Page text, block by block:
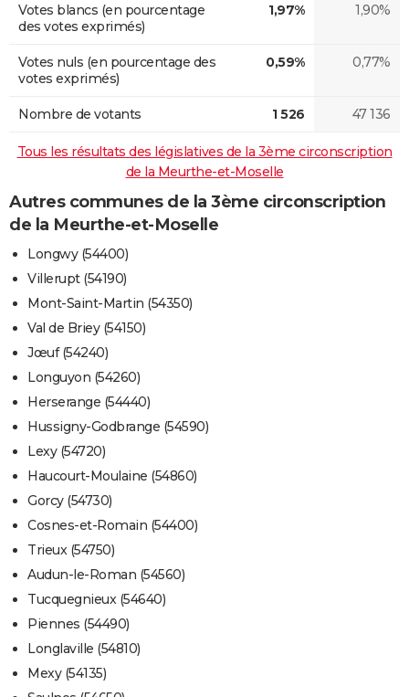
Votes blancs (en pourcentage
des votes exprimés)
1,97% 1,90%
Votes nuls (en pourcentage des
votes exprimés)
0,59% 0,77%
Nombre de votants 1 526 47 136
Tous les résultats des législatives de la 3ème circonscription
de la Meurthe-et-Moselle
Autres communes de la 3ème circonscription
de la Meurthe-et-Moselle
Longwy (54400)
Villerupt (54190)
Mont-Saint-Martin (54350)
Val de Briey (54150)
Jœuf (54240)
Longuyon (54260)
Herserange (54440)
Hussigny-Godbrange (54590)
Lexy (54720)
Haucourt-Moulaine (54860)
Gorcy (54730)
Cosnes-et-Romain (54400)
Trieux (54750)
Audun-le-Roman (54560)
Tucquegnieux (54640)
Piennes (54490)
Longlaville (54810)
Mexy (54135)